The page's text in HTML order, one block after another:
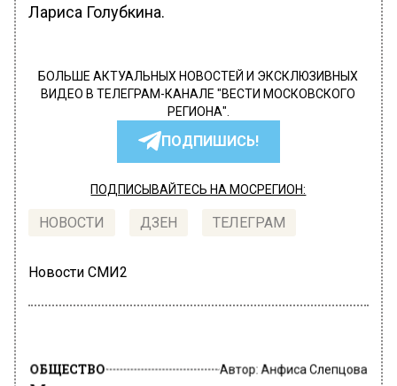
Лариса Голубкина.
БОЛЬШЕ АКТУАЛЬНЫХ НОВОСТЕЙ И ЭКСКЛЮЗИВНЫХ
ВИДЕО В ТЕЛЕГРАМ-КАНАЛЕ "ВЕСТИ МОСКОВСКОГО
РЕГИОНА".
ПОДПИШИСЬ!
ПОДПИСЫВАЙТЕСЬ НА МОСРЕГИОН:
НОВОСТИ ДЗЕН ТЕЛЕГРАМ
Новости СМИ2
ОБЩЕСТВО Автор: Анфиса Слепцова